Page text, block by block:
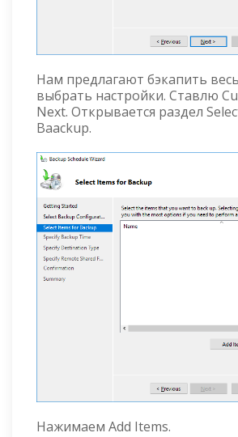
Нам предлагают бэкапить
выбрать настройки. Ставлю
Next. Открывается раздел
Baackup.
Нажимаем Add Items.